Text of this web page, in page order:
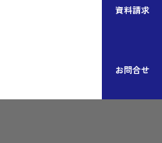
資料請求
お問合せ